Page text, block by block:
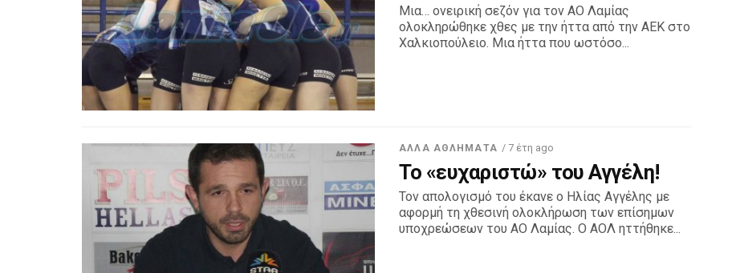
Μια… ονειρική σεζόν για τον ΑΟ Λαμίας
ολοκληρώθηκε χθες με την ήττα από την ΑΕΚ στο
Χαλκιοπούλειο. Μια ήττα που ωστόσο...
ΆΛΛΑ ΑΘΛΉΜΑΤΑ / 7 έτη ago
Το «ευχαριστώ» του Αγγέλη!
Τον απολογισμό του έκανε ο Ηλίας Αγγέλης με
αφορμή τη χθεσινή ολοκλήρωση των επίσημων
υποχρεώσεων του ΑΟ Λαμίας. Ο ΑΟΛ ηττήθηκε...